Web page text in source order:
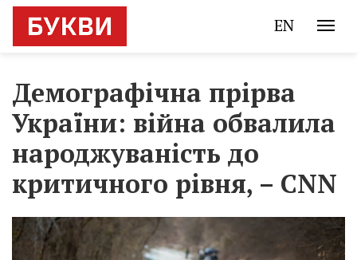
EN
Демографічна прірва
України: війна обвалила
народжуваність до
критичного рівня, – CNN